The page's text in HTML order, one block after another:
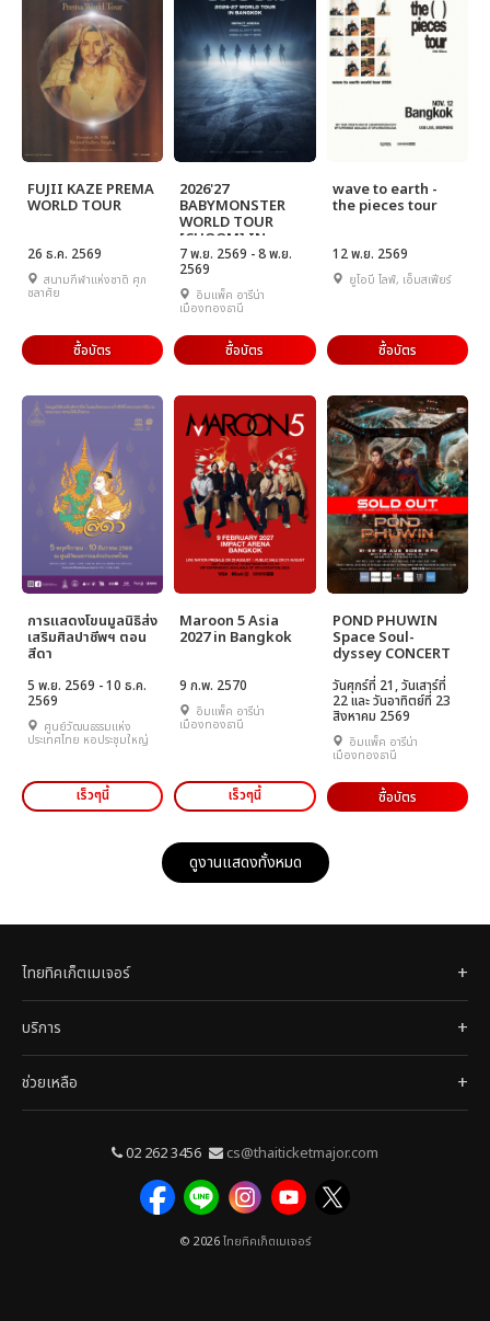
FUJII KAZE PREMA
WORLD TOUR
26 ธ.ค. 2569
สนามกีฬาแห่งชาติ ศุภ
ชลาศัย
ซื้อบัตร
2026'27
BABYMONSTER
WORLD TOUR
[CHOOM] IN
BANGKOK
7 พ.ย. 2569 - 8 พ.ย.
2569
อิมแพ็ค อารีน่า
เมืองทองธานี
ซื้อบัตร
wave to earth -
the pieces tour
12 พ.ย. 2569
ยูโอบี ไลฟ์, เอ็มสเฟียร์
ซื้อบัตร
การแสดงโขนมูลนิธิส่ง
เสริมศิลปาชีพฯ ตอน
สีดา
5 พ.ย. 2569 - 10 ธ.ค.
2569
ศูนย์วัฒนธรรมแห่ง
ประเทศไทย หอประชุมใหญ่
เร็วๆนี้
Maroon 5 Asia
2027 in Bangkok
9 ก.พ. 2570
อิมแพ็ค อารีน่า
เมืองทองธานี
เร็วๆนี้
POND PHUWIN
Space Soul-
dyssey CONCERT
วันศุกร์ที่ 21, วันเสาร์ที่
22 และ วันอาทิตย์ที่ 23
สิงหาคม 2569
อิมแพ็ค อารีน่า
เมืองทองธานี
ซื้อบัตร
ดูงานแสดงทั้งหมด
ไทยทิคเก็ตเมเจอร์
บริการ
ช่วยเหลือ
02 262 3456 cs@thaiticketmajor.com
© 2026ไทยทิคเก็ตเมเจอร์